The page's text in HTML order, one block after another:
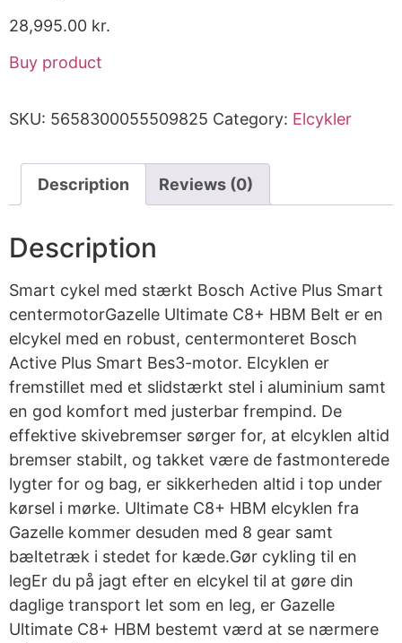
28,995.00 kr.
Buy product
SKU: 5658300055509825 Category: Elcykler
Description Reviews (0)
Description
Smart cykel med stærkt Bosch Active Plus Smart
centermotorGazelle Ultimate C8+ HBM Belt er en
elcykel med en robust, centermonteret Bosch
Active Plus Smart Bes3-motor. Elcyklen er
fremstillet med et slidstærkt stel i aluminium samt
en god komfort med justerbar frempind. De
effektive skivebremser sørger for, at elcyklen altid
bremser stabilt, og takket være de fastmonterede
lygter for og bag, er sikkerheden altid i top under
kørsel i mørke. Ultimate C8+ HBM elcyklen fra
Gazelle kommer desuden med 8 gear samt
bæltetræk i stedet for kæde.Gør cykling til en
legEr du på jagt efter en elcykel til at gøre din
daglige transport let som en leg, er Gazelle
Ultimate C8+ HBM bestemt værd at se nærmere